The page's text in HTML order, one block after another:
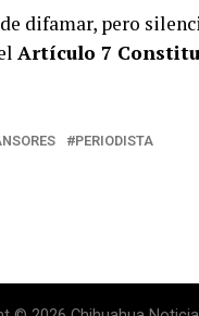
difamar, pero
Artículo 7
PERIODISTA